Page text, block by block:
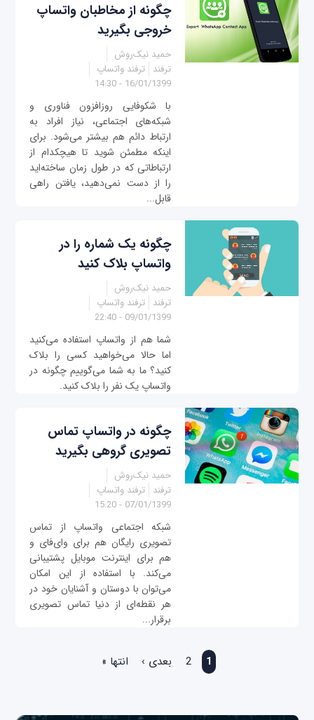
چگونه از مخاطبان واتساپ
خروجی بگیرید
حمید نیک‌روش
ترفند ترفند واتساپ
16/01/1399 - 14:30
با شکوفایی روزافزون فناوری و
شبکه‌های اجتماعی، نیاز افراد به
ارتباط دائم هم بیشتر می‌شود. برای
اینکه مطمئن شوید تا هیچکدام از
ارتباطاتی که در طول زمان ساخته‌اید
را از دست نمی‌دهید، یافتن راهی
قابل...
چگونه یک شماره را در
واتساپ بلاک کنید
حمید نیک‌روش
ترفند ترفند واتساپ
09/01/1399 - 22:40
شما هم از واتساپ استفاده می‌کنید
اما حالا می‌خواهید کسی را بلاک
کنید؟ ما به شما می‌گوییم چگونه در
واتساپ یک نفر را بلاک کنید.
چگونه در واتساپ تماس
تصویری گروهی بگیرید
حمید نیک‌روش
ترفند ترفند واتساپ
07/01/1399 - 15:20
شبکه اجتماعی واتساپ از تماس
تصویری رایگان هم برای وای‌فای و
هم برای اینترنت موبایل پشتیبانی
می‌کند. با استفاده از این امکان
می‌توان با دوستان و آشنایان خود در
هر نقطه‌ای از دنیا تماس تصویری
برقرار...
1
2 بعدی › انتها »